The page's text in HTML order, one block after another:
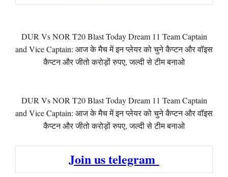
DUR Vs NOR T20 Blast Today Dream 11 Team Captain
and Vice Captain: आज के मैच में इन प्लेयर को चुने कैप्टन और वॉइस
कैप्टन और जीतो करोड़ों रुपए, जल्दी से टीम बनाओ
DUR Vs NOR T20 Blast Today Dream 11 Team Captain
and Vice Captain: आज के मैच में इन प्लेयर को चुने कैप्टन और वॉइस
कैप्टन और जीतो करोड़ों रुपए, जल्दी से टीम बनाओ
Join us telegram